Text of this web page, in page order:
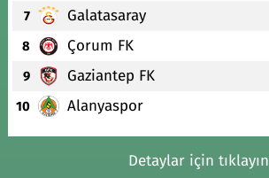
7 Galatasaray
8 Çorum FK
9 Gaziantep FK
10 Alanyaspor
Detaylar için tıklayın